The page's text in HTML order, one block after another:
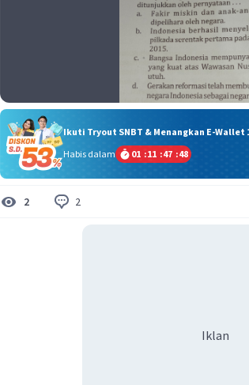
Ikuti Tryout SNBT & Menangkan E-Wallet
Habis dalam
01 :11 :47 :47
2 2
Iklan